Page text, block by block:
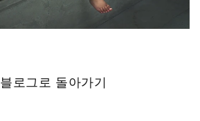
블로그로 돌아가기